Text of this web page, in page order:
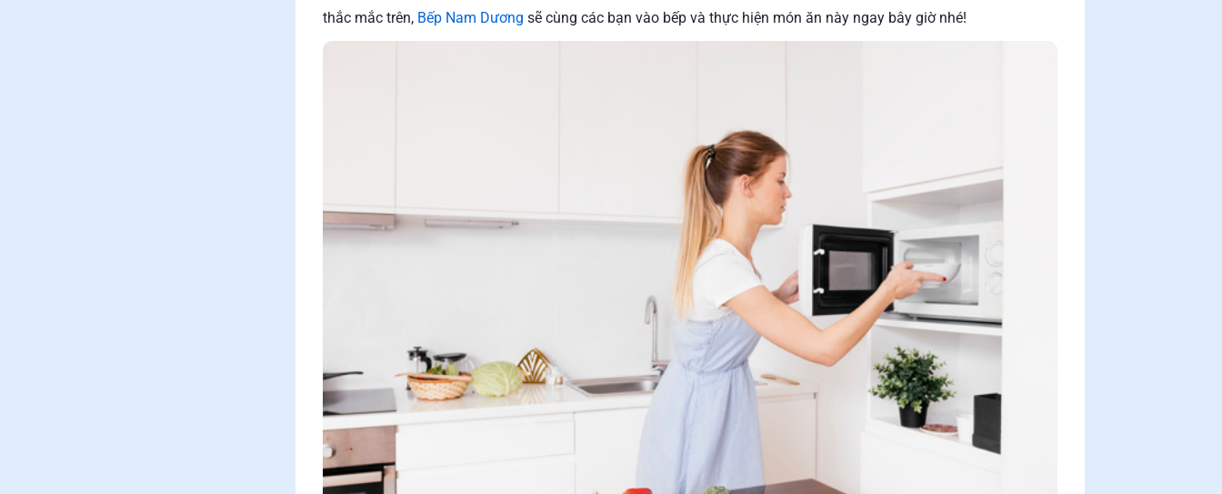
thắc mắc trên,Bếp Nam Dương sẽ cùng các bạn vào bếp và thực hiện món ăn này ngay bây giờ nhé!